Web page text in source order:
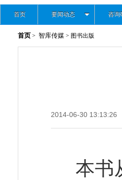
首页 要闻动态 咨询
首页 > 智库传媒 > 图书出版
2014-06-30 13:13:26
本书